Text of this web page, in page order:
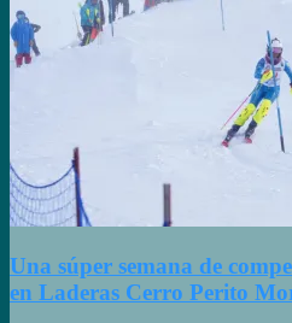
Una súper semana de
en Laderas Cerro Perito